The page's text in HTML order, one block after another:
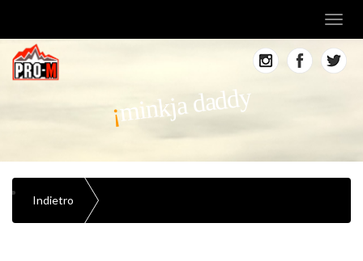
minkja daddy
Indietro